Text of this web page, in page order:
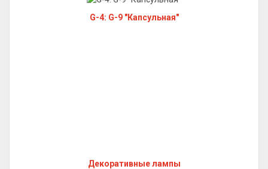
G-4: G-9 "Капсульная"
Декоративные лампы